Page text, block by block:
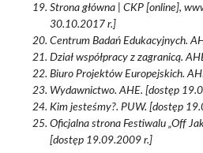
Strona główna | CKP [online],
30.10.2017 r.]
Centrum Badań Edukacyjnych.
Dział współpracy z zagranicą.
Biuro Projektów Europejskich.
Wydawnictwo. AHE. [dostęp
Kim jesteśmy?. PUW. [dostęp
Oficjalna strona Festiwalu „Off
[dostęp 19.09.2009 r.]